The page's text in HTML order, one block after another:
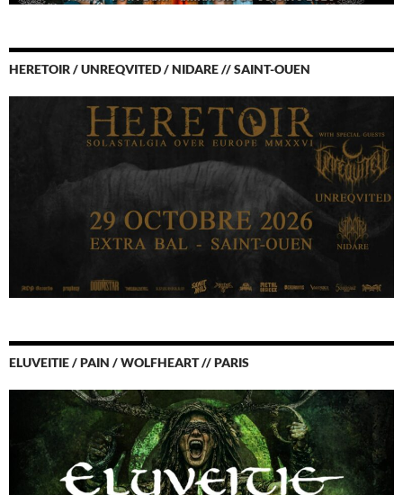
HERETOIR / UNREQVITED / NIDARE // SAINT-OUEN
ELUVEITIE / PAIN / WOLFHEART // PARIS